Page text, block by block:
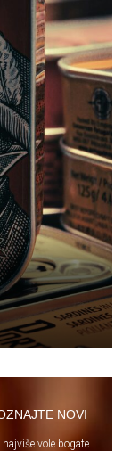
NOVI
vole bogate